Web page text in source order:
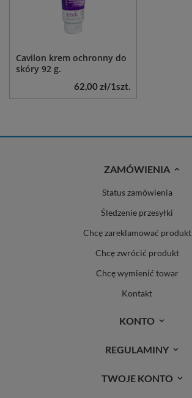
Cavilon krem ochronny do
skóry 92 g.
62,00 zł/1szt.
ZAMÓWIENIA
Status zamówienia
Śledzenie przesyłki
Chcę zareklamować produkt
Chcę zwrócić produkt
Chcę wymienić towar
Kontakt
KONTO
REGULAMINY
TWOJE KONTO